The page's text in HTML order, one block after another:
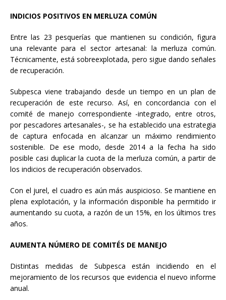
INDICIOS POSITIVOS EN MERLUZA COMÚN
Entre las 23 pesquerías que mantienen su condición, figura
una relevante para el sector artesanal: la merluza común.
Técnicamente, está sobreexplotada, pero sigue dando señales
de recuperación.
Subpesca viene trabajando desde un tiempo en un plan de
recuperación de este recurso. Así, en concordancia con el
comité de manejo correspondiente -integrado, entre otros,
por pescadores artesanales-, se ha establecido una estrategia
de captura enfocada en alcanzar un máximo rendimiento
sostenible. De ese modo, desde 2014 a la fecha ha sido
posible casi duplicar la cuota de la merluza común, a partir de
los indicios de recuperación observados.
Con el jurel, el cuadro es aún más auspicioso. Se mantiene en
plena explotación, y la información disponible ha permitido ir
aumentando su cuota, a razón de un 15%, en los últimos tres
años.
AUMENTA NÚMERO DE COMITÉS DE MANEJO
Distintas medidas de Subpesca están incidiendo en el
mejoramiento de los recursos que evidencia el nuevo informe
anual.